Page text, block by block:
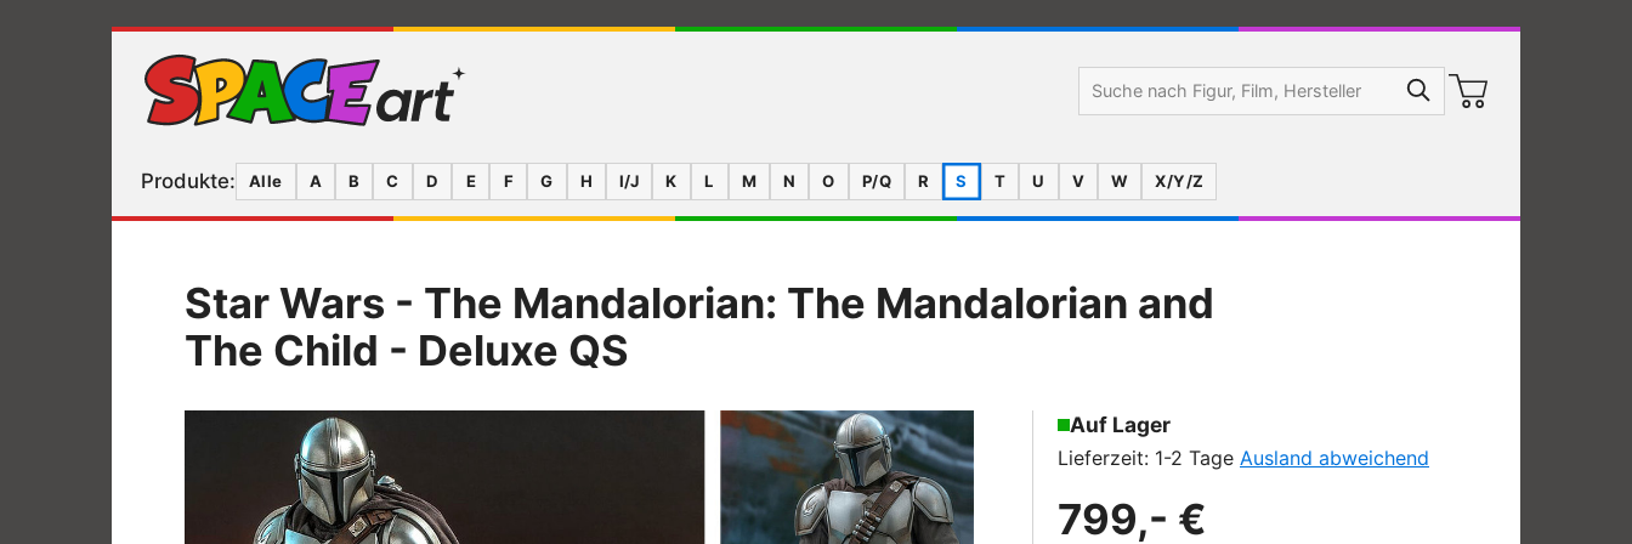
Produkte: Alle A B C D E F G H I/J K L M N O P/Q R S T U V W X/Y/Z
Star Wars - The Mandalorian: The Mandalorian and
The Child - Deluxe QS
Auf Lager
Lieferzeit: 1-2 Tage Ausland abweichend
799,- €